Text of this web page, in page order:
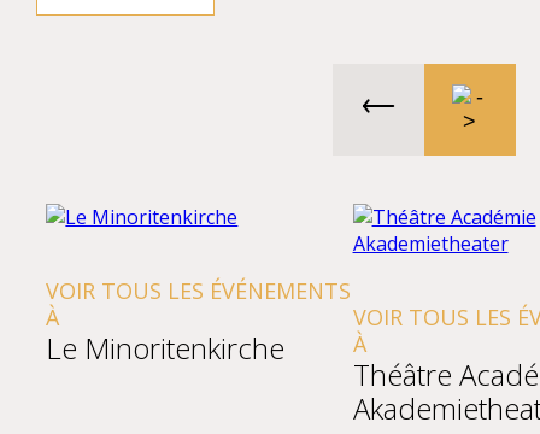
VOIR TOUS LES ÉVÉNEMENTS
À
Le Minoritenkirche
VOIR TOUS LES
À
Théâtre